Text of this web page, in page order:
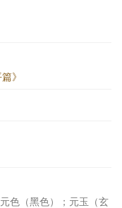
》
色（黑色）；元玉（玄